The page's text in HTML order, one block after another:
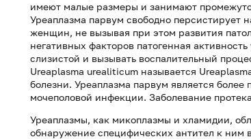
имеют малые размеры и занимают
Уреаплазма парвум свободно персистирует
женщин, не вызывая при этом развития
негативных факторов патогенная
слизистой и вызывать воспалительный
Ureaplasma urealiticum называется
болезни. Уреаплазма парвум является
мочеполовой инфекции. Заболевание
Уреаплазмы, как микоплазмы и хламидии,
обнаружение специфических антител к ним